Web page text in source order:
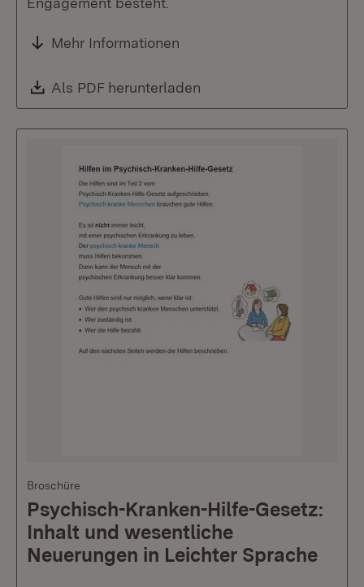
Mehr Informationen
Download:
Als PDF herunterladen
Broschüre
Psychisch-Kranken-Hilfe-Gesetz:
Inhalt und wesentliche
Neuerungen in Leichter Sprache